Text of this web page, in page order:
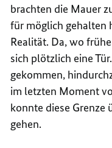
brachten die Mauer
für möglich gehalten
Realität. Da, wo
sich plötzlich eine
gekommen,
im letzten Moment
konnte diese Grenze
gehen.